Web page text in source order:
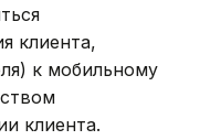
клиента,
к мобильному
клиента.